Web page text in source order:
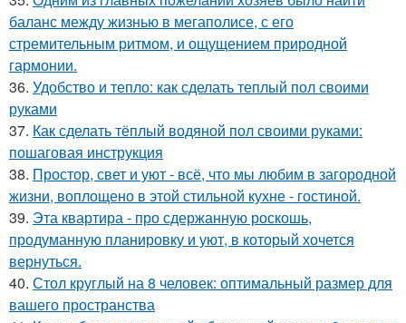
баланс между жизнью в мегаполисе, с его
стремительным ритмом, и ощущением природной
гармонии.
36. Удобство и тепло: как сделать теплый пол своими
руками
37. Как сделать тёплый водяной пол своими руками:
пошаговая инструкция
38. Простор, свет и уют - всё, что мы любим в загородной
жизни, воплощено в этой стильной кухне - гостиной.
39. Эта квартира - про сдержанную роскошь,
продуманную планировку и уют, в который хочется
вернуться.
40. Стол круглый на 8 человек: оптимальный размер для
вашего пространства